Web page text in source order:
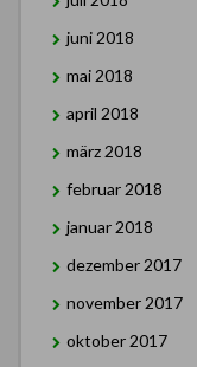
juni 2018
mai 2018
april 2018
märz 2018
februar 2018
januar 2018
dezember 2017
november 2017
oktober 2017